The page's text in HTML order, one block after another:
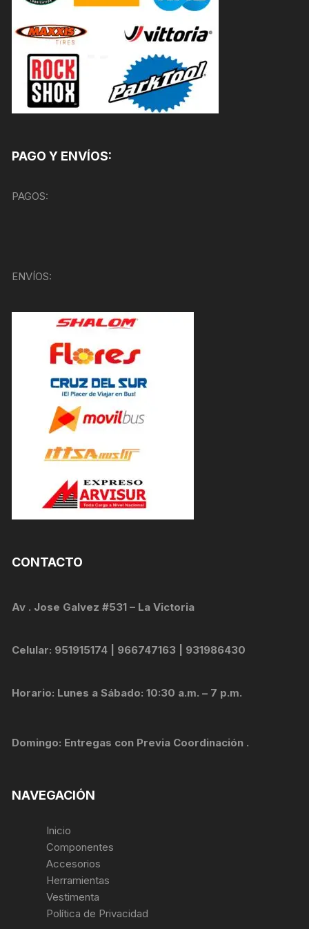
PAGO Y ENVÍOS:
PAGOS:
ENVÍOS:
CONTACTO
Av . Jose Galvez #531 – La Victoria
Celular: 951915174 | 966747163 | 931986430
Horario: Lunes a Sábado: 10:30 a.m. – 7 p.m.
Domingo: Entregas con Previa Coordinación .
NAVEGACIÓN
Inicio
Componentes
Accesorios
Herramientas
Vestimenta
Política de Privacidad